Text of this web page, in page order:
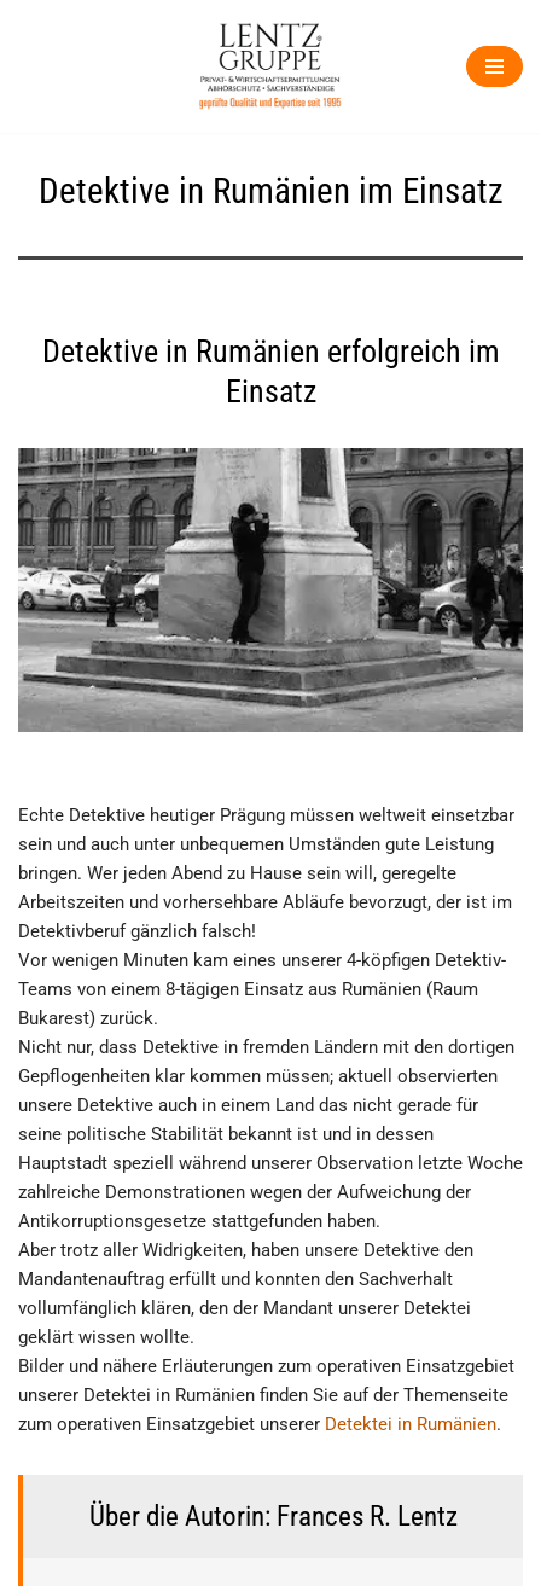
Detektive in Rumänien im Einsatz
Detektive in Rumänien erfolgreich im
Einsatz
Echte Detektive heutiger Prägung müssen weltweit einsetzbar
sein und auch unter unbequemen Umständen gute Leistung
bringen. Wer jeden Abend zu Hause sein will, geregelte
Arbeitszeiten und vorhersehbare Abläufe bevorzugt, der ist im
Detektivberuf gänzlich falsch!
Vor wenigen Minuten kam eines unserer 4-köpfigen Detektiv-
Teams von einem 8-tägigen Einsatz aus Rumänien (Raum
Bukarest) zurück.
Nicht nur, dass Detektive in fremden Ländern mit den dortigen
Gepflogenheiten klar kommen müssen; aktuell observierten
unsere Detektive auch in einem Land das nicht gerade für
seine politische Stabilität bekannt ist und in dessen
Hauptstadt speziell während unserer Observation letzte Woche
zahlreiche Demonstrationen wegen der Aufweichung der
Antikorruptionsgesetze stattgefunden haben.
Aber trotz aller Widrigkeiten, haben unsere Detektive den
Mandantenauftrag erfüllt und konnten den Sachverhalt
vollumfänglich klären, den der Mandant unserer Detektei
geklärt wissen wollte.
Bilder und nähere Erläuterungen zum operativen Einsatzgebiet
unserer Detektei in Rumänien finden Sie auf der Themenseite
zum operativen Einsatzgebiet unserer Detektei in Rumänien.
Über die Autorin: Frances R. Lentz